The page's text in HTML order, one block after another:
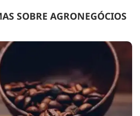
SOBRE AGRONEGÓCIOS